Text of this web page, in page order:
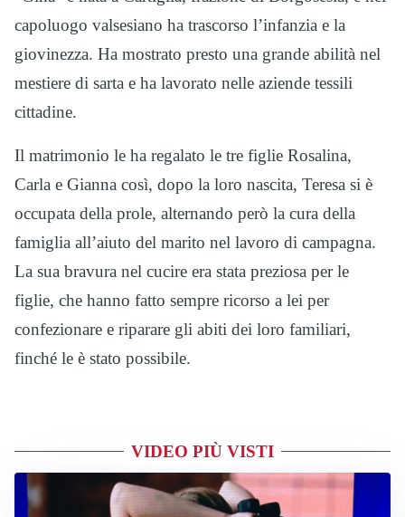
capoluogo valsesiano ha trascorso l’infanzia e la
giovinezza. Ha mostrato presto una grande abilità nel
mestiere di sarta e ha lavorato nelle aziende tessili
cittadine.
Il matrimonio le ha regalato le tre figlie Rosalina,
Carla e Gianna così, dopo la loro nascita, Teresa si è
occupata della prole, alternando però la cura della
famiglia all’aiuto del marito nel lavoro di campagna.
La sua bravura nel cucire era stata preziosa per le
figlie, che hanno fatto sempre ricorso a lei per
confezionare e riparare gli abiti dei loro familiari,
finché le è stato possibile.
VIDEO PIÙ VISTI